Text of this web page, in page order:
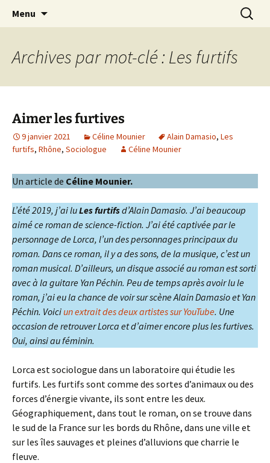
Les arts foreztiers
Festival de création contemporaine à
Chavaniac-Lafayette, Forez, Haute-loire,
Auvergne
Menu
Archives par mot-clé : Les furtifs
Aimer les furtives
9 janvier 2021 Céline Mounier Alain Damasio, Les
furtifs, Rhône, Sociologue Céline Mounier
Un article de Céline Mounier.
L’été 2019, j’ai luLes furtifsd’Alain Damasio. J’ai beaucoup
aimé ce roman de science-fiction. J’ai été captivée par le
personnage de Lorca, l’un des personnages principaux du
roman. Dans ce roman, il y a des sons, de la musique, c’est un
roman musical. D’ailleurs, un disque associé au roman est sorti
avec à la guitare Yan Péchin. Peu de temps après avoir lu le
roman, j’ai eu la chance de voir sur scène Alain Damasio et Yan
Péchin. Voici un extrait des deux artistes sur YouTube. Une
occasion de retrouver Lorca et d’aimer encore plus les furtives.
Oui, ainsi au féminin.
Lorca est sociologue dans un laboratoire qui étudie les
furtifs. Les furtifs sont comme des sortes d’animaux ou des
forces d’énergie vivante, ils sont entre les deux.
Géographiquement, dans tout le roman, on se trouve dans
le sud de la France sur les bords du Rhône, dans une ville et
sur les îles sauvages et pleines d’alluvions que charrie le
fleuve.